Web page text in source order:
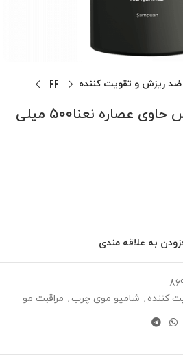
ضد ریزش و تقویت کننده
شامپو بدون نمک دکس حاوی عصاره نعنا500 میلی
به علاقه مندی
کننده , شامپو موی چرب , مراقبت مو